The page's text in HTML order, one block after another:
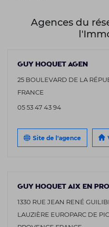
Agences du
GUY HOQUET AGEN
25 BOULEVARD DE LA
FRANCE
05 53 47 43 94
Site de l'agence
GUY HOQUET AIX EN
1330 RUE JEAN RENÉ
LAUZIÈRE EUROPARC DE